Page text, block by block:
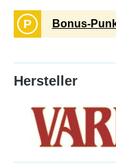
P Bonus-
Hersteller